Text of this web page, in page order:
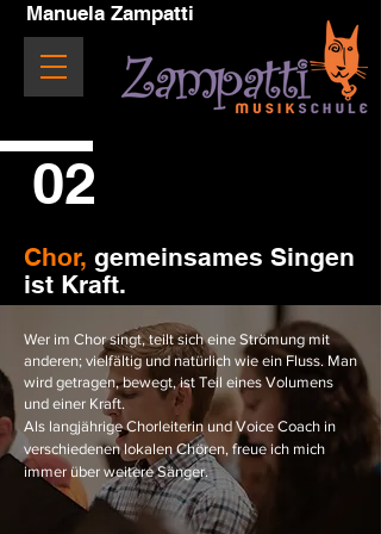
Manuela Zampatti
02
Chor, gemeinsames Singen
ist Kraft.
Wer im Chor singt, teilt sich eine Strömung mit
anderen; vielfältig und natürlich wie ein Fluss. Man
wird getragen, bewegt, ist Teil eines Volumens
und einer Kraft.
Als langjährige Chorleiterin und Voice Coach in
verschiedenen lokalen Chören, freue ich mich
immer über weitere Sänger.